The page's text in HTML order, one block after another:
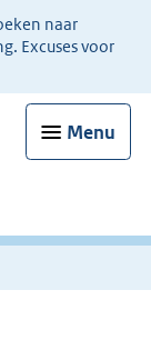
naar
Excuses voor
Menu